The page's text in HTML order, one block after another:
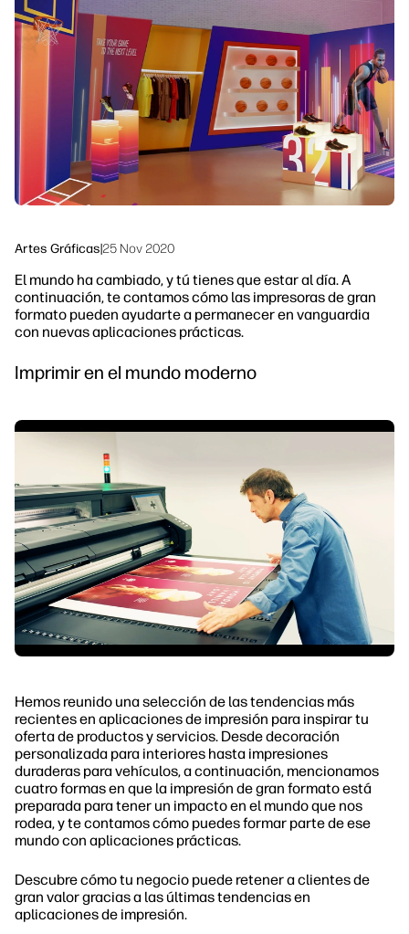
Síguenos
linkedInfacebook
twitteryoutube
Soluciones de flujo de trabajo
Sostenibilidad
Artes Gráficas|25 Nov 2020
El mundo ha cambiado, y tú tienes que estar al día. A
continuación, te contamos cómo las impresoras de gran
formato pueden ayudarte a permanecer en vanguardia
con nuevas aplicaciones prácticas.
Imprimir en el mundo moderno
Hemos reunido una selección de las tendencias más
recientes en aplicaciones de impresión para inspirar tu
oferta de productos y servicios. Desde decoración
personalizada para interiores hasta impresiones
duraderas para vehículos, a continuación, mencionamos
cuatro formas en que la impresión de gran formato está
preparada para tener un impacto en el mundo que nos
rodea, y te contamos cómo puedes formar parte de ese
mundo con aplicaciones prácticas.
Descubre cómo tu negocio puede retener a clientes de
gran valor gracias a las últimas tendencias en
aplicaciones de impresión.